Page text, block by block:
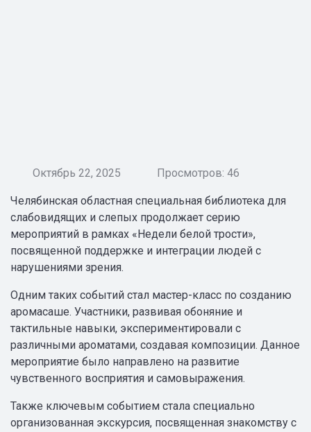
Октябрь 22, 2025 Просмотров: 46
Челябинская областная специальная библиотека для
слабовидящих и слепых продолжает серию
мероприятий в рамках «Недели белой трости»,
посвященной поддержке и интеграции людей с
нарушениями зрения.
Одним таких событий стал мастер-класс по созданию
аромасаше. Участники, развивая обоняние и
тактильные навыки, экспериментировали с
различными ароматами, создавая композиции. Данное
мероприятие было направлено на развитие
чувственного восприятия и самовыражения.
Также ключевым событием стала специально
организованная экскурсия, посвященная знакомству с